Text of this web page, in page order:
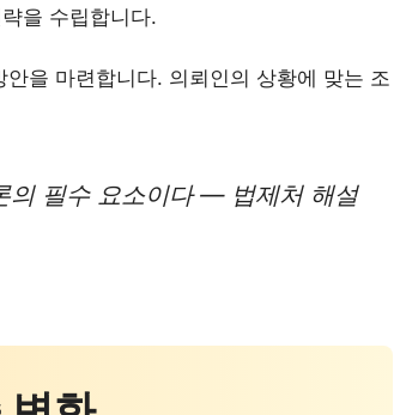
을 수립합니다.
을 마련합니다. 의뢰인의 상황에 맞는 조
의 필수 요소이다 — 법제처 해설